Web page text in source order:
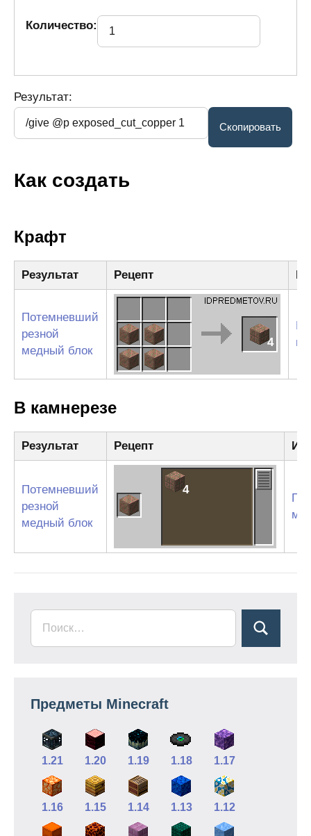
Количество:
Результат:
Как создать
Крафт
Результат Рецепт
Потемневший
резной
медный блок
4
В камнерезе
Результат Рецепт
Потемневший
резной
медный блок
4
Предметы Minecraft
1.21 1.20 1.19 1.18 1.17
1.16 1.15 1.14 1.13 1.12